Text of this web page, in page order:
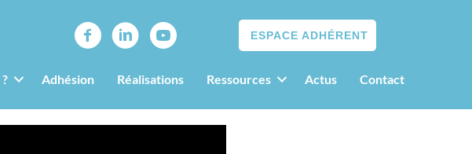
ESPACE ADHÉRENT
Adhésion Réalisations Ressources Actus Contact